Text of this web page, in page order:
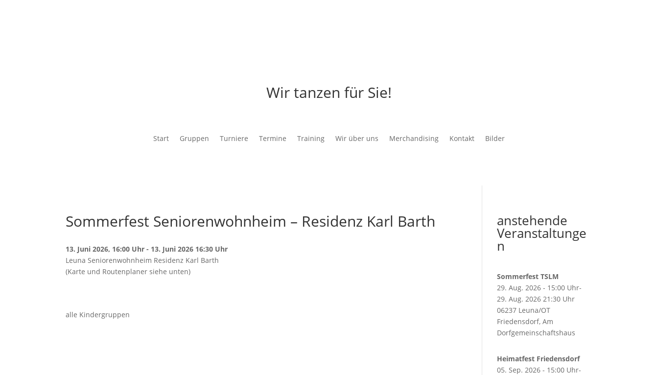
Wir tanzen für Sie!
Start Gruppen Turniere Termine Training Wir über uns Merchandising Kontakt Bilder
Sommerfest Seniorenwohnheim – Residenz Karl Barth
13. Juni 2026, 16:00 Uhr - 13. Juni 2026 16:30 Uhr
Leuna Seniorenwohnheim Residenz Karl Barth
(Karte und Routenplaner siehe unten)
alle Kindergruppen
anstehende
Veranstaltunge
n
Sommerfest TSLM
29. Aug. 2026 - 15:00 Uhr-
29. Aug. 2026 21:30 Uhr
06237 Leuna/OT
Friedensdorf, Am
Dorfgemeinschaftshaus
Heimatfest Friedensdorf
05. Sep. 2026 - 15:00 Uhr-